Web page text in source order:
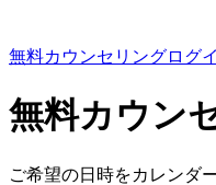
無料カウンセリングログ
無料カウン
ご希望の日時をカレンダ